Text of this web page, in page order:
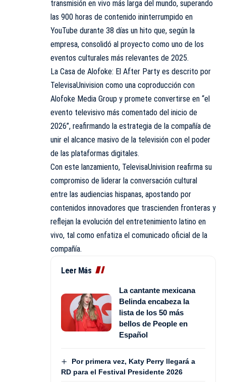
transmisión en vivo más larga del mundo, superando
las 900 horas de contenido ininterrumpido en
YouTube durante 38 días un hito que, según la
empresa, consolidó al proyecto como uno de los
eventos culturales más relevantes de 2025.
La Casa de Alofoke: El After Party es descrito por
TelevisaUnivision como una coproducción con
Alofoke Media Group y promete convertirse en “el
evento televisivo más comentado del inicio de
2026”, reafirmando la estrategia de la compañía de
unir el alcance masivo de la televisión con el poder
de las plataformas digitales.
Con este lanzamiento, TelevisaUnivision reafirma su
compromiso de liderar la conversación cultural
entre las audiencias hispanas, apostando por
contenidos innovadores que trascienden fronteras y
reflejan la evolución del entretenimiento latino en
vivo, tal como enfatiza el comunicado oficial de la
compañía.
Leer Más
La cantante mexicana
Belinda encabeza la
lista de los 50 más
bellos de People en
Español
Por primera vez, Katy Perry llegará a
RD para el Festival Presidente 2026